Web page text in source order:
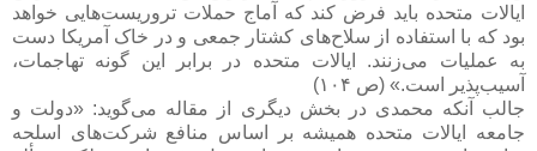
ایالات متحده باید فرض کند که آماج حملات تروریست‌هایی خواهد
بود که با استفاده از سلاح‌های کشتار جمعی و در خاک آمریکا دست
به عملیات می‌زنند. ایالات متحده در برابر این گونه تهاجمات،
آسیب‌پذیر است.» (ص ۱۰۴)
جالب آنکه محمدی در بخش دیگری از مقاله می‌گوید: «دولت و
جامعه ایالات متحده همیشه بر اساس منافع شرکت‌های اسلحه